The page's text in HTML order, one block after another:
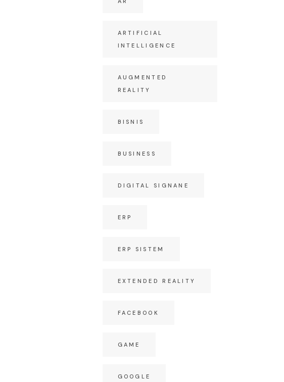
ARTIFICIAL
INTELLIGENCE
AUGMENTED
REALITY
BISNIS
BUSINESS
DIGITAL SIGNANE
ERP
ERP SISTEM
EXTENDED REALITY
FACEBOOK
GAME
GOOGLE